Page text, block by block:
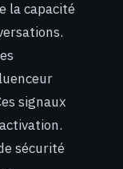
la capacité
signaux
sécurité